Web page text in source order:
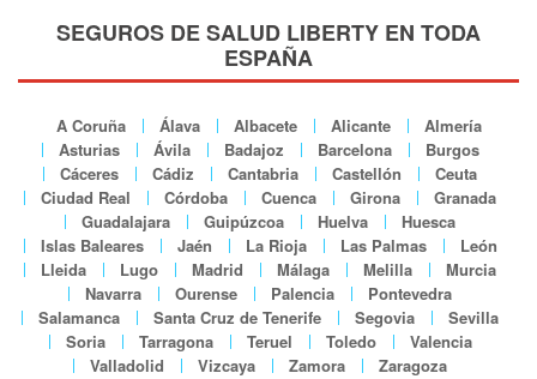
SEGUROS DE SALUD LIBERTY EN TODA
ESPAÑA
A Coruña Álava Albacete Alicante
Almería
Asturias
Ávila Badajoz Barcelona
Burgos
Cáceres
Cádiz Cantabria Castellón
Ceuta
Ciudad Real
Córdoba Cuenca Girona
Granada
Guadalajara
Guipúzcoa Huelva
Huesca
Islas Baleares
Jaén La Rioja Las Palmas
León
Lleida
Lugo Madrid Málaga Melilla
Murcia
Navarra
Ourense Palencia
Pontevedra
Salamanca
Santa Cruz de Tenerife Segovia
Sevilla
Soria
Tarragona Teruel Toledo
Valencia
Valladolid
Vizcaya Zamora Zaragoza